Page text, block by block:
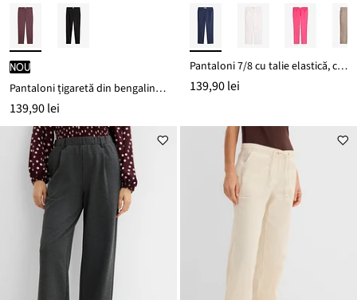
nou
Pantaloni țigaretă din bengalină stretch, cu efect de aplatizare a abdomenului
139,90 lei
Pantaloni 7/8 cu talie elastică, cu stretch
139,90 lei